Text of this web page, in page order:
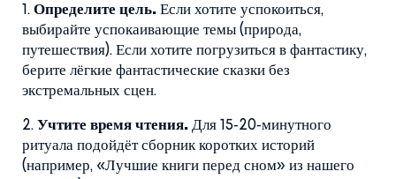
1. Определите цель. Если хотите успокоиться,
выбирайте успокаивающие темы (природа,
путешествия). Если хотите погрузиться в фантастику,
берите лёгкие фантастические сказки без
экстремальных сцен.
2. Учтите время чтения. Для 15‑20‑минутного
ритуала подойдёт сборник коротких историй
(например, «Лучшие книги перед сном» из нашего